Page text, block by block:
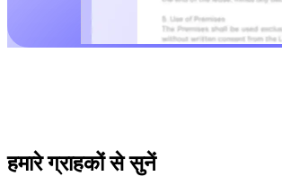
हमारे ग्राहकों से सुनें